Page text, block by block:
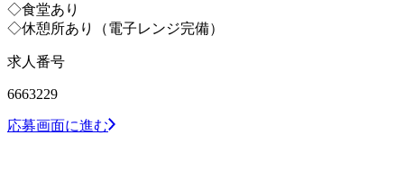
◇食堂あり
◇休憩所あり（電子レンジ完備）
求人番号
6663229
応募画面に進む